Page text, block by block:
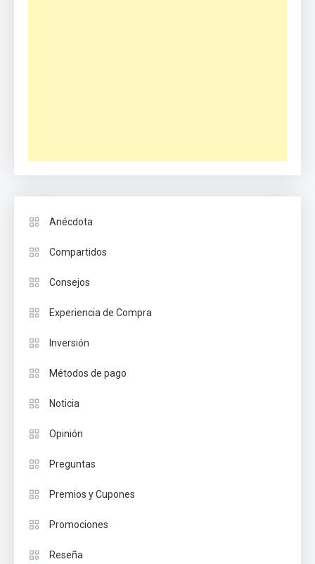
Anécdota
Compartidos
Consejos
Experiencia de Compra
Inversión
Métodos de pago
Noticia
Opinión
Preguntas
Premios y Cupones
Promociones
Reseña